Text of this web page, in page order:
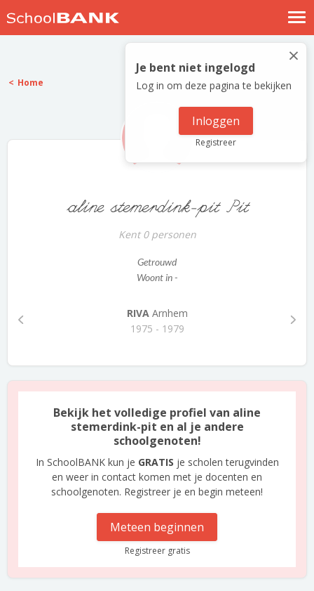
Nostalgische verhalen
Log in
Meld je gratis aan
×
Je bent niet ingelogd
Log in om deze pagina te bekijken
Inloggen
Registreer
Home
aline stemerdink-pit Pit
Kent 0 personen
Getrouwd
Woont in -
RIVAArnhem
1975 - 1979
Bekijk het volledige profiel van aline
stemerdink-pit en al je andere
schoolgenoten!
In SchoolBANK kun je GRATIS je scholen terugvinden
en weer in contact komen met je docenten en
schoolgenoten. Registreer je en begin meteen!
Meteen beginnen
Registreer gratis